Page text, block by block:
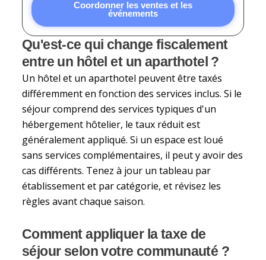
Coordonner les ventes et les
événements
Qu'est-ce qui change fiscalement
entre un hôtel et un aparthotel ?
Un hôtel et un aparthotel peuvent être taxés
différemment en fonction des services inclus. Si le
séjour comprend des services typiques d'un
hébergement hôtelier, le taux réduit est
généralement appliqué. Si un espace est loué
sans services complémentaires, il peut y avoir des
cas différents. Tenez à jour un tableau par
établissement et par catégorie, et révisez les
règles avant chaque saison.
Comment appliquer la taxe de
séjour selon votre communauté ?